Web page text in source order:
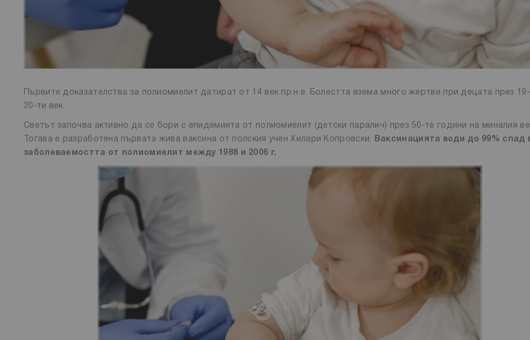
Първите доказателства за полиомиелит датират от 14 век пр.н.е. Болестта взема много жертви при децата през
20-ти век.
Светът започва активно да се бори с епидемията от полиомиелит (детски паралич) през 50-те години на миналия
Тогава е разработена първата жива ваксина от полския учен Хилари Копровски.
Ваксинацията води до 99% спад
заболеваемостта от полиомиелит между 1988 и 2006 г.